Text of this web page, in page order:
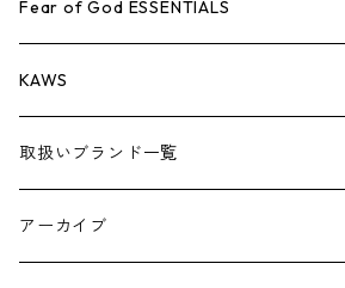
小物
コラボレーション
×THE NORTH FACE
×COMME des GARCONS
シーズンアイテム
26SS
BOX LOGOアイテム
シューズ
小物
バッグ
シューズ
小物
キャップ・ハット
バッグ
シューズ
小物
パンツ
キャップ・ハット
バッグ
シューズ
ジャケット
パンツ
キャップ
バッグ
シャツ
ジャケット
パンツ
キャップ・ハット
スウェット/ニット
シャツ
ジャケット
パンツ
AIR JORDAN 3
アパレル・小物
Tシャツ
ロンTEE
スウェット/ニット
ジャケット
Fear of God ESSENTIALS
Tシャツ
ロンTEE
スウェット/ニット
KAWS
アパレル
小物
取扱いブランド一覧
A
アーカイブ